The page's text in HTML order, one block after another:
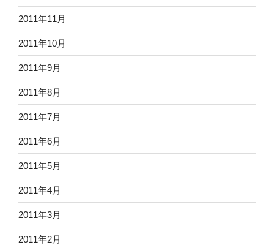
2011年11月
2011年10月
2011年9月
2011年8月
2011年7月
2011年6月
2011年5月
2011年4月
2011年3月
2011年2月